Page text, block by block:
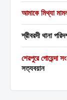
আমাকে মিথ্যা
শ্রীবরদী থানা
শেরপুরে গোয়েন্দা
সত্যবয়ান